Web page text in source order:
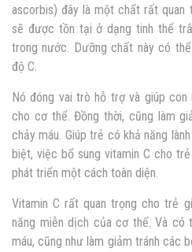
ascorbis) đây là một chất rất quan
sẽ được tồn tại ở dạng tinh thể
trong nước. Dưỡng chất này có
độ C.
Nó đóng vai trò hỗ trợ và giúp con
cho cơ thể. Đồng thời, cũng làm
chảy máu. Giúp trẻ có khả năng
biệt, việc bổ sung vitamin C cho
phát triển một cách toàn diện.
Vitamin C rất quan trọng cho trẻ
năng miễn dịch của cơ thể. Và có
máu, cũng như làm giảm tránh các